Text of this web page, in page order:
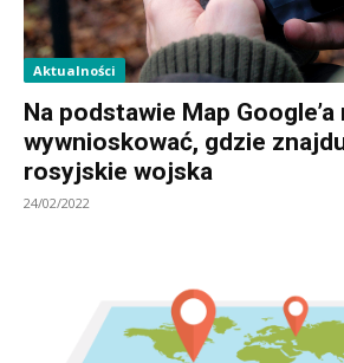
Aktualności
Na podstawie Map Google’a
wywnioskować, gdzie
rosyjskie wojska
24/02/2022